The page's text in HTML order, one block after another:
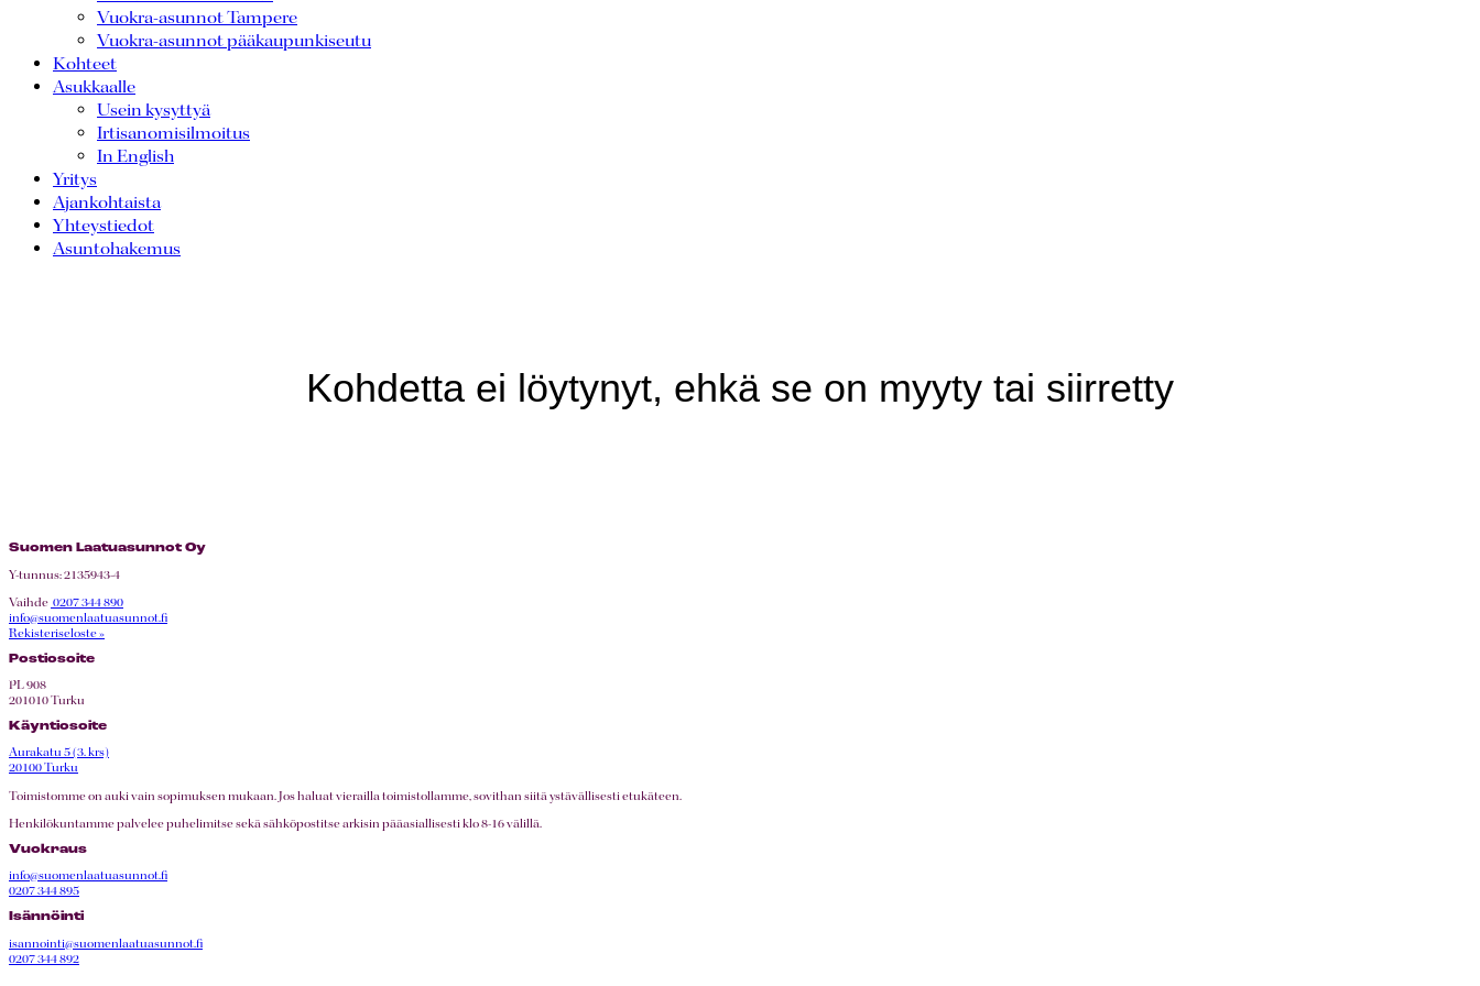
Vuokra-asunnot Tampere
Vuokra-asunnot pääkaupunkiseutu
Kohteet
Asukkaalle
Usein kysyttyä
Irtisanomisilmoitus
In English
Yritys
Ajankohtaista
Yhteystiedot
Asuntohakemus
Suomen Laatuasunnot Oy
Y-tunnus: 2135943-4
Vaihde 0207 344 890
info@suomenlaatuasunnot.fi
Rekisteriseloste »
Postiosoite
PL 908
201010 Turku
Käyntiosoite
Aurakatu 5 (3. krs)
20100 Turku
Toimistomme on auki vain sopimuksen mukaan. Jos haluat vierailla toimistollamme, sovithan siitä ystävällisesti etukäteen.
Henkilökuntamme palvelee puhelimitse sekä sähköpostitse arkisin pääasiallisesti klo 8-16 välillä.
Vuokraus
info@suomenlaatuasunnot.fi
0207 344 895
Isännöinti
isannointi@suomenlaatuasunnot.fi
0207 344 892